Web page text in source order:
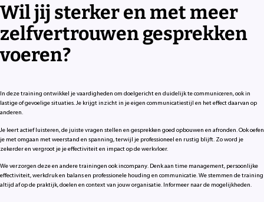
Wil jij sterker en met meer
zelfvertrouwen gesprekken
voeren?
In deze training ontwikkel je vaardigheden om doelgericht en duidelijk te communiceren, ook in
lastige of gevoelige situaties. Je krijgt inzicht in je eigen communicatiestijl en het effect daarvan op
anderen.
Je leert actief luisteren, de juiste vragen stellen en gesprekken goed opbouwen en afronden. Ook oefen
je met omgaan met weerstand en spanning, terwijl je professioneel en rustig blijft. Zo word je
zekerder en vergroot je je effectiviteit en impact op de werkvloer.
We verzorgen deze en andere trainingen ook incompany. Denk aan time management, persoonlijke
effectiviteit, werkdruk en balans en professionele houding en communicatie. We stemmen de training
altijd af op de praktijk, doelen en context van jouw organisatie. Informeer naar de mogelijkheden.